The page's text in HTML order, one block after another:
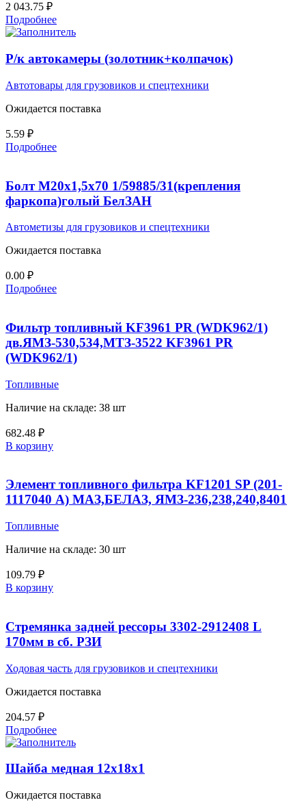
2 043.75 ₽
Подробнее
Р/к автокамеры (золотник+колпачок)
Автотовары для грузовиков и спецтехники
Ожидается поставка
5.59 ₽
Подробнее
Болт М20х1,5х70 1/59885/31(крепления
фаркопа)голый БелЗАН
Автометизы для грузовиков и спецтехники
Ожидается поставка
0.00 ₽
Подробнее
Фильтр топливный KF3961 PR (WDK962/1)
дв.ЯМЗ-530,534,МТЗ-3522 KF3961 PR
(WDK962/1)
Топливные
Наличие на складе: 38 шт
682.48 ₽
В корзину
Элемент топливного фильтра KF1201 SP (201-
1117040 А) МАЗ,БЕЛАЗ, ЯМЗ-236,238,240,8401
Топливные
Наличие на складе: 30 шт
109.79 ₽
В корзину
Стремянка задней рессоры 3302-2912408 L
170мм в сб. РЗИ
Ходовая часть для грузовиков и спецтехники
Ожидается поставка
204.57 ₽
Подробнее
Шайба медная 12х18х1
Ожидается поставка